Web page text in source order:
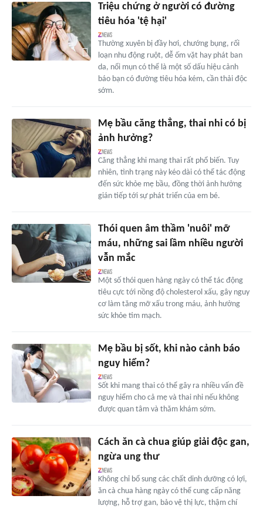
Triệu chứng ở người có đường
tiêu hóa 'tệ hại'
Thường xuyên bị đầy hơi, chướng bụng, rối
loạn nhu động ruột, dễ ốm vặt hay phát ban
da, nổi mụn có thể là một số dấu hiệu cảnh
báo bạn có đường tiêu hóa kém, cần thải độc
sớm.
Mẹ bầu căng thẳng, thai nhi có bị
ảnh hưởng?
Căng thẳng khi mang thai rất phổ biến. Tuy
nhiên, tình trạng này kéo dài có thể tác động
đến sức khỏe mẹ bầu, đồng thời ảnh hưởng
gián tiếp tới sự phát triển của em bé.
Thói quen âm thầm 'nuôi' mỡ
máu, những sai lầm nhiều người
vẫn mắc
Một số thói quen hàng ngày có thể tác động
tiêu cực tới nồng độ cholesterol xấu, gây nguy
cơ làm tăng mỡ xấu trong máu, ảnh hưởng
sức khỏe tim mạch.
Mẹ bầu bị sốt, khi nào cảnh báo
nguy hiểm?
Sốt khi mang thai có thể gây ra nhiều vấn đề
nguy hiểm cho cả mẹ và thai nhi nếu không
được quan tâm và thăm khám sớm.
Cách ăn cà chua giúp giải độc gan,
ngừa ung thư
Không chỉ bổ sung các chất dinh dưỡng có lợi,
ăn cà chua hàng ngày có thể cung cấp năng
lượng, hỗ trợ gan, bảo vệ thị lực, thậm chí